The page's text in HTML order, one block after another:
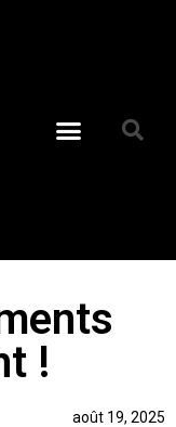
!
août 19, 2025